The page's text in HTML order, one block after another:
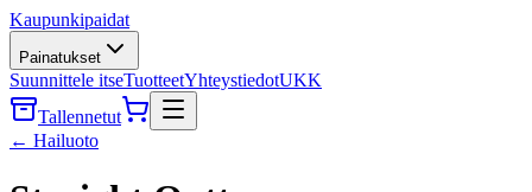
Kaupunkipaidat
Painatukset
Suunnittele itseTuotteetYhteystiedotUKK
Tallennetut
← Hailuoto